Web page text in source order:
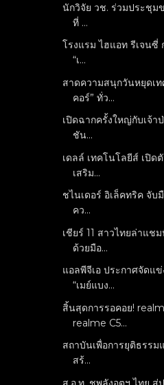
นักวิจัย วช. ร่วมประชุม
ที่ ...
โรงแรม ไฮแอท รีเจนซี่
“เ...
สาดความสนุกวันหยุดเ
คอร์” ทั่ว...
เปิดฉากครั้งใหญ่กับเจ้า
ชัน...
เดลล์ เทคโนโลยีส์ เปิ
เสริม...
ชไนเดอร์ อิเล็คทริค จับ
คว...
เชียร์ 11 สาวไทยล่าแช
ด้วยมือ...
แอลพีจีเอ ประกาศจัดแ
“เมย์แบง...
สิ้นสุดการรอคอย!
realme C5...
สถาบันเพื่อการยุติธรรม
สร้...